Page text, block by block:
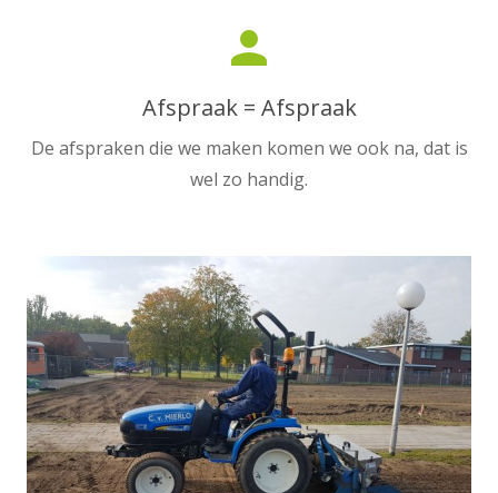
person
Afspraak = Afspraak
De afspraken die we maken komen we ook na, dat is
wel zo handig.